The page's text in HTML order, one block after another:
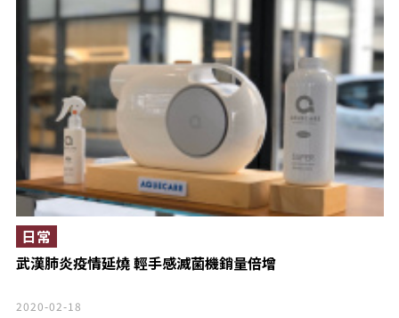
武漢肺炎疫情延燒 輕手感滅菌機銷量倍增
日常
2020-02-18